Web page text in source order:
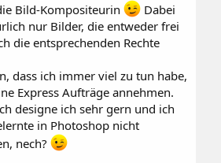
Bild-Kompositeurin
Dabei
nur Bilder, die entweder frei
die entsprechenden Rechte
dass ich immer viel zu tun habe,
Express Aufträge annehmen.
designe ich sehr gern und ich
in Photoshop nicht
nech?